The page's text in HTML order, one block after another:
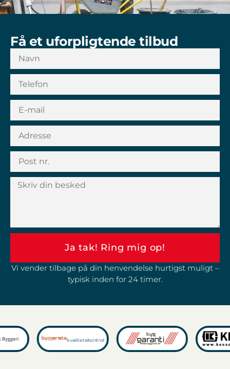
Få et uforpligtende tilbud
Ja tak! Ring mig op!
Vi vender tilbage på din henvendelse hurtigst muligt –
typisk inden for 24 timer.